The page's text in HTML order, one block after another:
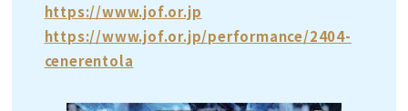
https://www.jof.or.jp
https://www.jof.or.jp/performance/2404-
cenerentola